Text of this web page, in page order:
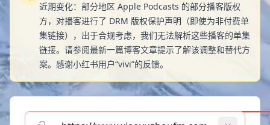
近期变化：部分地区 Apple Podcasts 的部分播客版权
方，对播客进行了 DRM 版权保护声明（即使为非付费单
集链接），出于合规考虑，我们无法解析这些播客的单集
链接。请参阅最新一篇博客文章提示了解该调整和替代方
案。感谢小红书用户“vivi”的反馈。